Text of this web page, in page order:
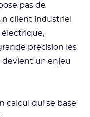
pas de
client industriel
électrique,
précision les
devient un enjeu
calcul qui se base